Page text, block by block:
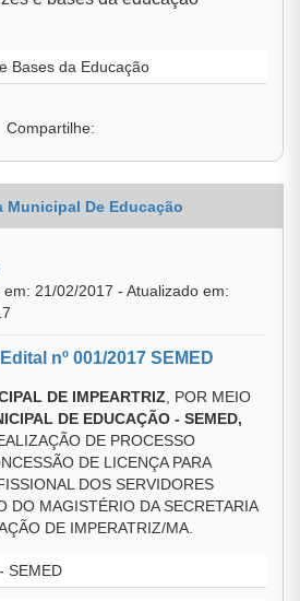
Bases da Educação
Compartilhe:
Municipal De Educação
em: 21/02/2017 - Atualizado em:
nº 001/2017 SEMED
DE IMPEARTRIZ , POR MEIO
DE EDUCAÇÃO - SEMED,
DE PROCESSO
DE LICENÇA PARA
DOS SERVIDORES
DO MAGISTÉRIO DA SECRETARIA
DE IMPERATRIZ/MA.
SEMED